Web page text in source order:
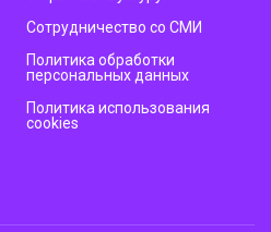
Сотрудничество со СМИ
Политика обработки
персональных данных
Политика использования
cookies